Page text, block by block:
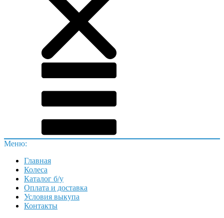
Меню:
Главная
Колеса
Каталог б/у
Оплата и доставка
Условия выкупа
Контакты